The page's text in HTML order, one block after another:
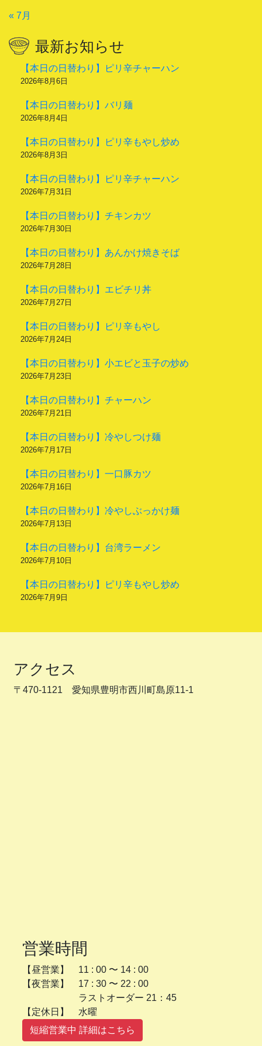
« 7月
最新お知らせ
【本日の日替わり】ピリ辛チャーハン
2026年8月6日
【本日の日替わり】バリ麺
2026年8月4日
【本日の日替わり】ピリ辛もやし炒め
2026年8月3日
【本日の日替わり】ピリ辛チャーハン
2026年7月31日
【本日の日替わり】チキンカツ
2026年7月30日
【本日の日替わり】あんかけ焼きそば
2026年7月28日
【本日の日替わり】エビチリ丼
2026年7月27日
【本日の日替わり】ピリ辛もやし
2026年7月24日
【本日の日替わり】小エビと玉子の炒め
2026年7月23日
【本日の日替わり】チャーハン
2026年7月21日
【本日の日替わり】冷やしつけ麺
2026年7月17日
【本日の日替わり】一口豚カツ
2026年7月16日
【本日の日替わり】冷やしぶっかけ麺
2026年7月13日
【本日の日替わり】台湾ラーメン
2026年7月10日
【本日の日替わり】ピリ辛もやし炒め
2026年7月9日
アクセス
〒470-1121 愛知県豊明市西川町島原11-1
営業時間
【昼営業】 11 : 00 〜 14 : 00
【夜営業】 17 : 30 〜 22 : 00
ラストオーダー 21：45
【定休日】 水曜
短縮営業中 詳細はこちら